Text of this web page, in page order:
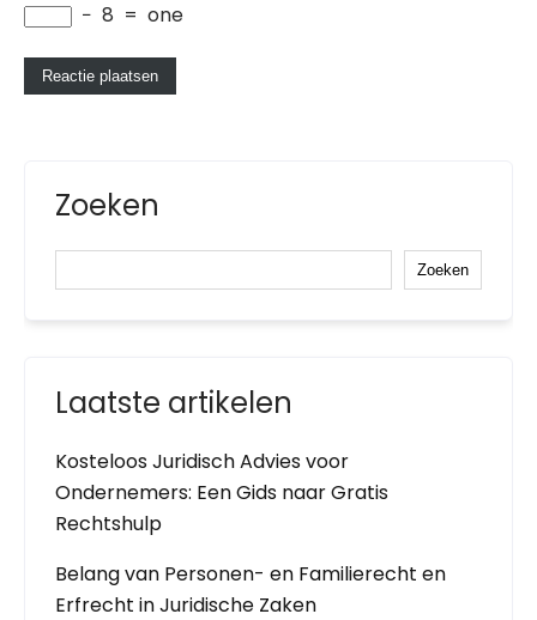
− 8 = one
Zoeken
Zoeken
Laatste artikelen
Kosteloos Juridisch Advies voor
Ondernemers: Een Gids naar Gratis
Rechtshulp
Belang van Personen- en Familierecht en
Erfrecht in Juridische Zaken